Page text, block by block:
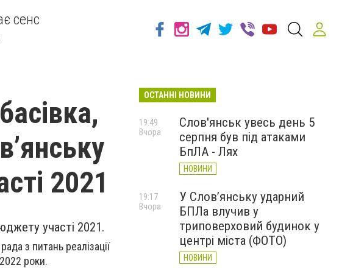
сенс
2021
участі 2021.
з питань реалізації
роки.
ОСТАННІ НОВИНИ
Слов'янськ увесь день 5
серпня був під атаками
БпЛА - Лях
НОВИНИ
19:49
Вчора
У Слов’янську ударний
БПЛа влучив у
триповерховий будинок у
центрі міста (ФОТО)
НОВИНИ
19:17
Вчора